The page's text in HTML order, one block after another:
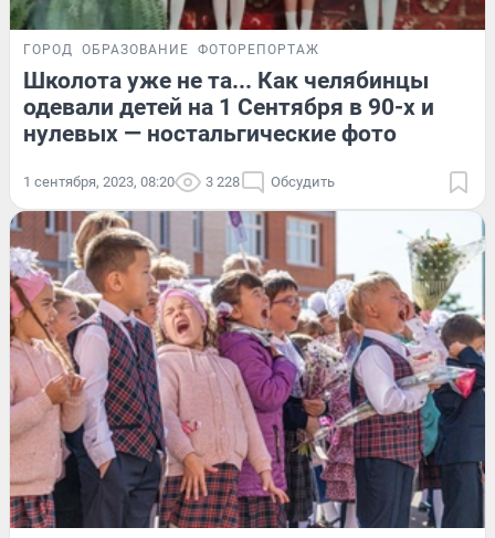
ГОРОД ОБРАЗОВАНИЕ ФОТОРЕПОРТАЖ
Школота уже не та... Как челябинцы
одевали детей на 1 Сентября в 90-х и
нулевых — ностальгические фото
1 сентября, 2023, 08:20 3 228 Обсудить